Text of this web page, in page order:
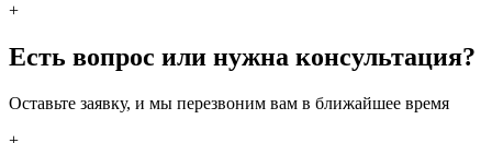
+
Есть вопрос или нужна консультация?
Оставьте заявку, и мы перезвоним вам в ближайшее время